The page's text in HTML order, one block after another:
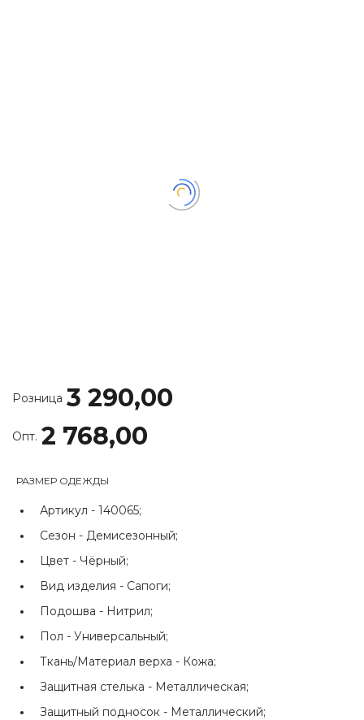
Розница 3 290,00
Опт. 2 768,00
РАЗМЕР ОДЕЖДЫ
Артикул - 140065;
Сезон - Демисезонный;
Цвет - Чёрный;
Вид изделия - Сапоги;
Подошва - Нитрил;
Пол - Универсальный;
Ткань/Материал верха - Кожа;
Защитная стелька - Металлическая;
Защитный подносок - Металлический;